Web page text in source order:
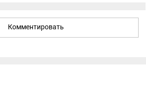
Комментировать